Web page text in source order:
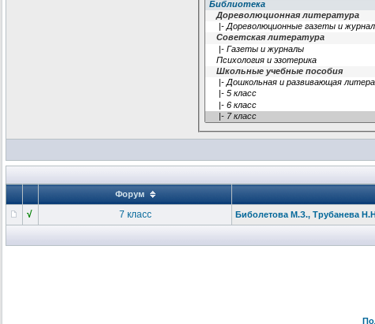
Форум
√ 7 класс Биболетова М.З., Трубанева